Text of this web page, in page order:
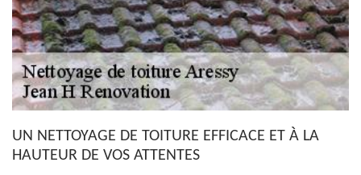
UN NETTOYAGE DE TOITURE EFFICACE ET À LA
HAUTEUR DE VOS ATTENTES